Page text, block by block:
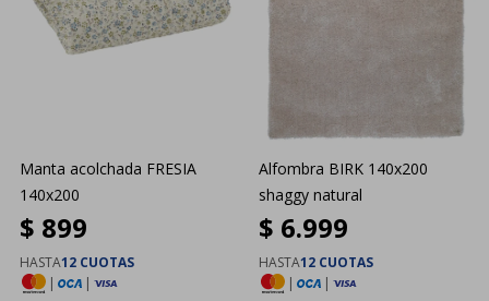
Manta acolchada FRESIA
140x200
$ 899
HASTA12 CUOTAS
|
|
Alfombra BIRK 140x200
shaggy natural
$ 6.999
HASTA12 CUOTAS
|
|